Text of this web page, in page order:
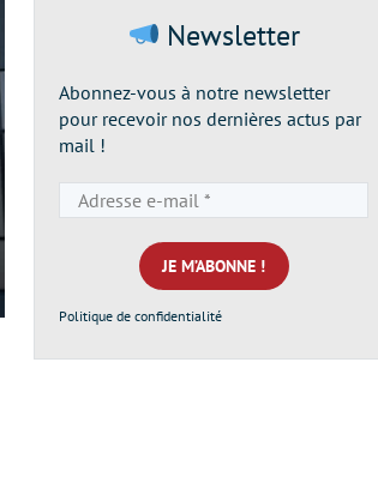
Newsletter
Abonnez-vous à notre newsletter
pour recevoir nos dernières actus par
mail !
e-
mail
*
Politique de confidentialité